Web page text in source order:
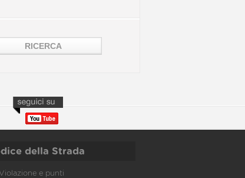
della Strada
Violazione e punti